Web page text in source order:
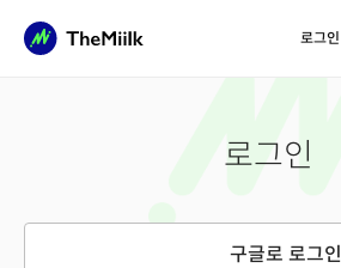
로그인
로그인
구글로 로그인